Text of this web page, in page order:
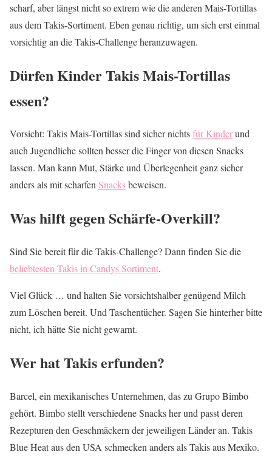
scharf, aber längst nicht so extrem wie die anderen Mais-Tortillas
aus dem Takis-Sortiment. Eben genau richtig, um sich erst einmal
vorsichtig an die Takis-Challenge heranzuwagen.
Dürfen Kinder Takis Mais-Tortillas
essen?
Vorsicht: Takis Mais-Tortillas sind sicher nichtsfür Kinderund
auch Jugendliche sollten besser die Finger von diesen Snacks
lassen. Man kann Mut, Stärke und Überlegenheit ganz sicher
anders als mit scharfenSnacksbeweisen.
Was hilft gegen Schärfe-Overkill?
Sind Sie bereit für die Takis-Challenge? Dann finden Sie die
beliebtesten Takis in Candys Sortiment.
Viel Glück … und halten Sie vorsichtshalber genügend Milch
zum Löschen bereit. Und Taschentücher. Sagen Sie hinterher bitte
nicht, ich hätte Sie nicht gewarnt.
Wer hat Takis erfunden?
Barcel, ein mexikanisches Unternehmen, das zu Grupo Bimbo
gehört. Bimbo stellt verschiedene Snacks her und passt deren
Rezepturen den Geschmäckern der jeweiligen Länder an. Takis
Blue Heat aus den USA schmecken anders als Takis aus Mexiko.